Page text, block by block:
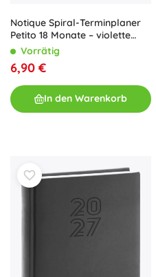
Notique Spiral-Terminplaner
Petito 18 Monate – violette
Blüten 2024/2025, 13 × 18 cm
Vorrätig
6,90 €
In den Warenkorb